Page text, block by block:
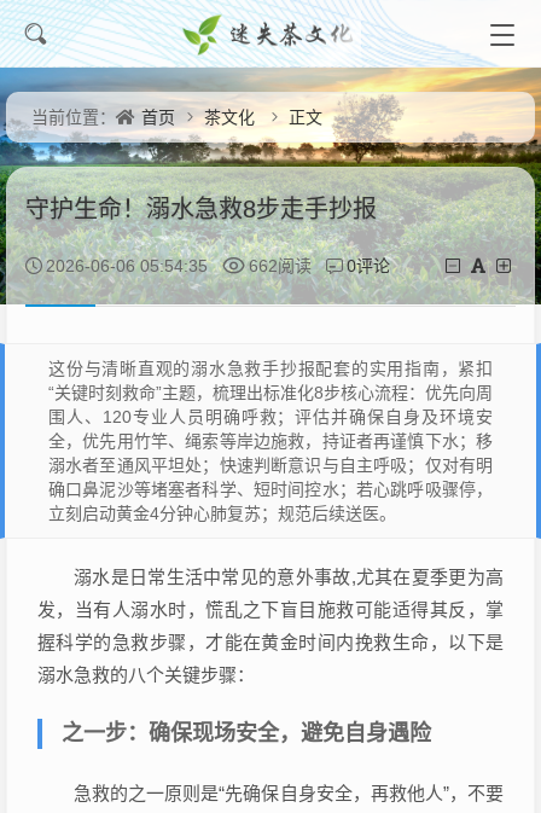
当前位置： 首页 茶文化 正文
守护生命！溺水急救8步走手抄报
2026-06-06 05:54:35 662阅读 0评论
这份与清晰直观的溺水急救手抄报配套的实用指南，紧扣
“关键时刻救命”主题，梳理出标准化8步核心流程：优先向周
围人、120专业人员明确呼救；评估并确保自身及环境安
全，优先用竹竿、绳索等岸边施救，持证者再谨慎下水；移
溺水者至通风平坦处；快速判断意识与自主呼吸；仅对有明
确口鼻泥沙等堵塞者科学、短时间控水；若心跳呼吸骤停，
立刻启动黄金4分钟心肺复苏；规范后续送医。
溺水是日常生活中常见的意外事故,尤其在夏季更为高
发，当有人溺水时，慌乱之下盲目施救可能适得其反，掌
握科学的急救步骤，才能在黄金时间内挽救生命，以下是
溺水急救的八个关键步骤：
之一步：确保现场安全，避免自身遇险
急救的之一原则是“先确保自身安全，再救他人”，不要